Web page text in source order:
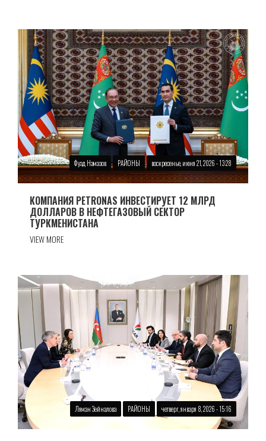
Фуад Намазов РАЙОНЫ воскресенье, июня 21, 2026 - 13:28
КОМПАНИЯ PETRONAS ИНВЕСТИРУЕТ 12 МЛРД
ДОЛЛАРОВ В НЕФТЕГАЗОВЫЙ СЕКТОР
ТУРКМЕНИСТАНА
VIEW MORE
Ляман Зейналова РАЙОНЫ четверг, января 8, 2026 - 15:16